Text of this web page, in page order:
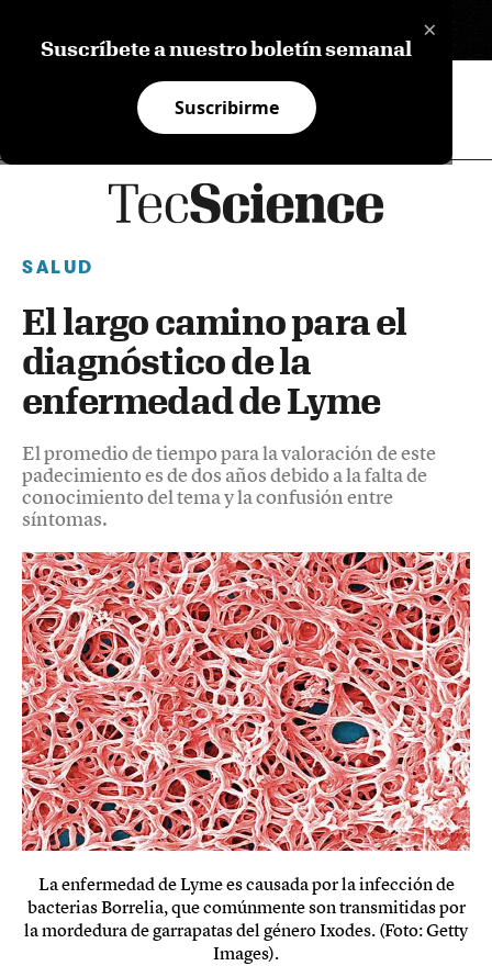
×
Suscríbete a nuestro boletín semanal
Suscribirme
SALUD
El largo camino para el
diagnóstico de la
enfermedad de Lyme
El promedio de tiempo para la valoración de este
padecimiento es de dos años debido a la falta de
conocimiento del tema y la confusión entre
síntomas.
La enfermedad de Lyme es causada por la infección de
bacterias Borrelia, que comúnmente son transmitidas por
la mordedura de garrapatas del género Ixodes. (Foto: Getty
Images).